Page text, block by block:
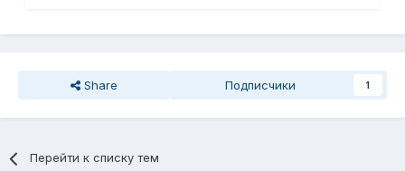
Share Подписчики 1
Перейти к списку тем